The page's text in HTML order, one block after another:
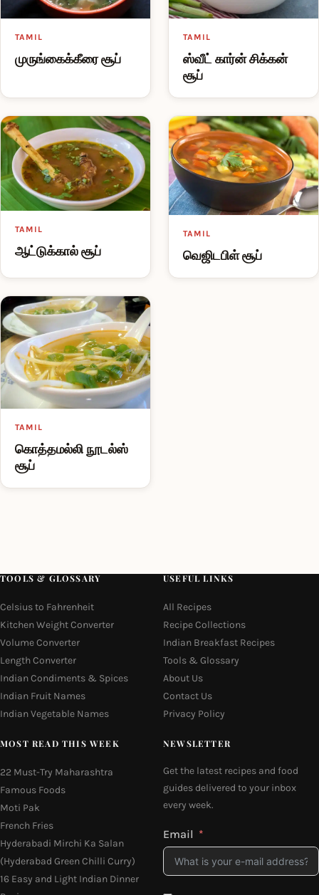
TAMIL
முருங்கைக்கீரை சூப்
TAMIL
ஸ்வீட் கார்ன் சிக்கன்
சூப்
TAMIL
ஆட்டுக்கால் சூப்
TAMIL
வெஜிடபிள் சூப்
TAMIL
கொத்தமல்லி நூடல்ஸ்
சூப்
TOOLS & GLOSSARY
Celsius to Fahrenheit
Kitchen Weight Converter
Volume Converter
Length Converter
Indian Condiments & Spices
Indian Fruit Names
Indian Vegetable Names
USEFUL LINKS
All Recipes
Recipe Collections
Indian Breakfast Recipes
Tools & Glossary
About Us
Contact Us
Privacy Policy
MOST READ THIS WEEK
22 Must-Try Maharashtra
Famous Foods
Moti Pak
French Fries
Hyderabadi Mirchi Ka Salan
(Hyderabad Green Chilli Curry)
16 Easy and Light Indian Dinner
NEWSLETTER
Get the latest recipes and food
guides delivered to your inbox
every week.
Email